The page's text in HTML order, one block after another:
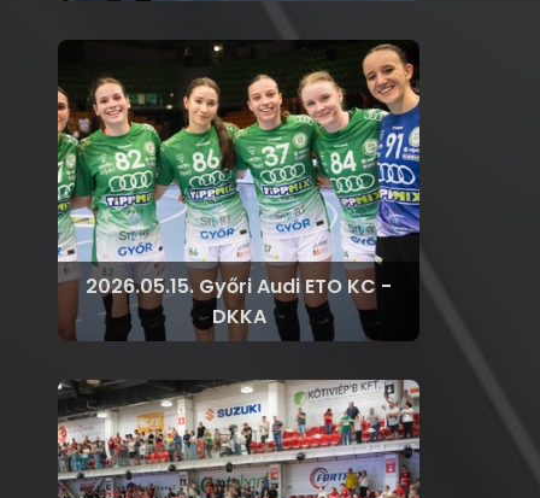
2026.05.15. Győri Audi ETO KC -
DKKA